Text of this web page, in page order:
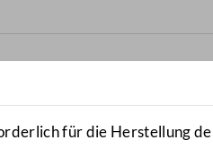
öffnen
für die Herstellung